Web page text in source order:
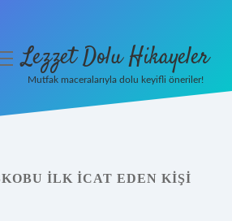
Lezzet Dolu Hikayeler
Mutfak maceralarıyla dolu keyifli öneriler!
ILK ICAT EDEN KIŞI